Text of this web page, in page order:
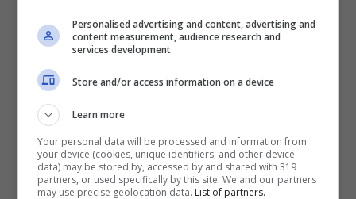
rimborso
Bonus 50€ senza deposito sport + fino a 50€ di
200€
Mostra Informazioni
Personalised advertising and content, advertising and
content measurement, audience research and
services development
Store and/or access information on a device
Learn more
Your personal data will be processed and information from
your device (cookies, unique identifiers, and other device
data) may be stored by, accessed by and shared with 319
partners, or used specifically by this site. We and our partners
may use precise geolocation data. List of partners.